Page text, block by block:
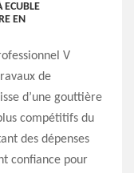
ECUBLE
EN
V
de
d’une gouttière
compétitifs du
des dépenses
confiance pour